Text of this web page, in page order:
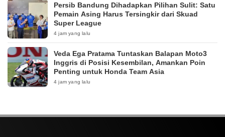
Persib Bandung Dihadapkan Pilihan Sulit: Satu
Pemain Asing Harus Tersingkir dari Skuad
Super League
4 jam yang lalu
Veda Ega Pratama Tuntaskan Balapan Moto3
Inggris di Posisi Kesembilan, Amankan Poin
Penting untuk Honda Team Asia
4 jam yang lalu